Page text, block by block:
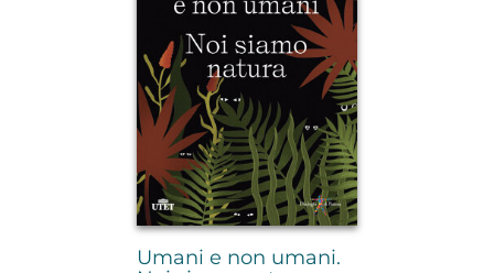
Umani e non umani.